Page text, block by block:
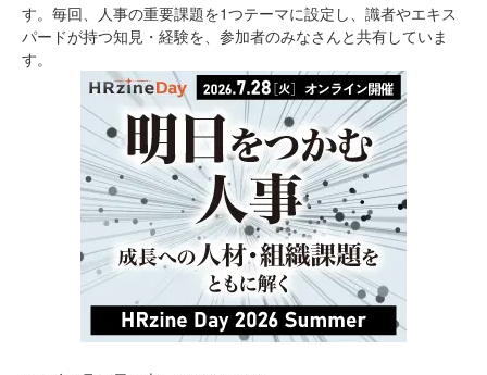
す。毎回、人事の重要課題を1つテーマに設定し、識者やエキス
パードが持つ知見・経験を、参加者のみなさんと共有していま
す。